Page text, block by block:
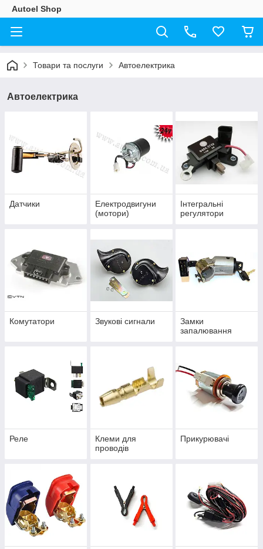
Autoel Shop
Товари та послуги Автоелектрика
Автоелектрика
Датчики
Електродвигуни
(мотори)
Інтегральні
регулятори
Комутатори Звукові сигнали
Замки
запалювання
Реле
Клеми для
проводів
Прикурювачі